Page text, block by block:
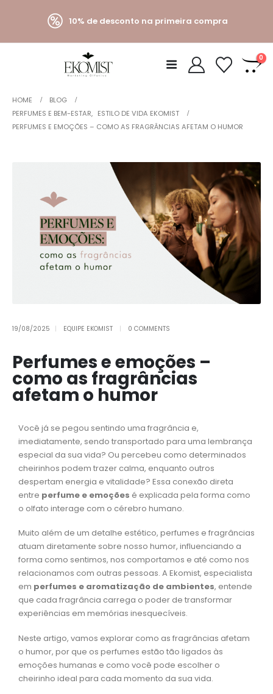
10% de desconto na primeira compra
0
HOME
BLOG
PERFUMES E BEM-ESTAR, ESTILO DE VIDA EKOMIST
PERFUMES E EMOÇÕES – COMO AS FRAGRÂNCIAS AFETAM O HUMOR
19/08/2025 EQUIPE EKOMIST 0 COMMENTS
Perfumes e emoções –
como as fragrâncias
afetam o humor
Você já se pegou sentindo uma fragrância e,
imediatamente, sendo transportado para uma lembrança
especial da sua vida? Ou percebeu como determinados
cheirinhos podem trazer calma, enquanto outros
despertam energia e vitalidade? Essa conexão direta
entre perfume e emoções é explicada pela forma como
o olfato interage com o cérebro humano.
Muito além de um detalhe estético, perfumes e fragrâncias
atuam diretamente sobre nosso humor, influenciando a
forma como sentimos, nos comportamos e até como nos
relacionamos com outras pessoas. A Ekomist, especialista
em perfumes e aromatização de ambientes, entende
que cada fragrância carrega o poder de transformar
experiências em memórias inesquecíveis.
Neste artigo, vamos explorar como as fragrâncias afetam
o humor, por que os perfumes estão tão ligados às
emoções humanas e como você pode escolher o
cheirinho ideal para cada momento da sua vida.